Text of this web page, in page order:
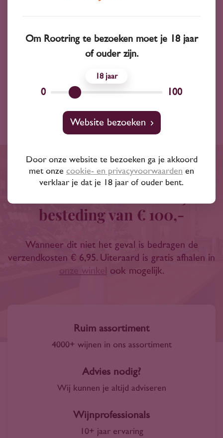
Inhoud 750 ml
Italië
Gratis bezorgd binnen een
besteding van € 100,-
Wanneer dit niet het geval is bedragen de
verzendkosten € 6,95. Uiteraard is gratis afhalen in
onze winkel
ook mogelijk.
Ruim assortiment
4000+ wijnen in ons assortiment
Advies nodig?
Wij kunnen je altijd adviseren
Wijnprofessionals
10+ jaar ervaring
Om Rootring te bezoeken moet je 18 jaar
of ouder zijn.
0
18
100
Website bezoeken
Door onze website te bezoeken ga je akkoord
met onze cookie- en privacyvoorwaarden en
verklaar je dat je 18 jaar of ouder bent.